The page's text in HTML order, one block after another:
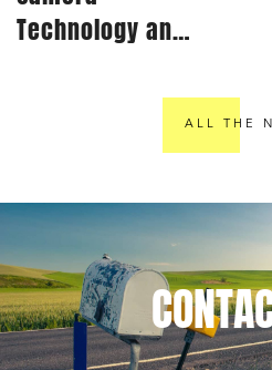
Technology and
Compliance: A
Publishers
ALL THE